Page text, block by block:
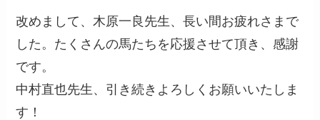
改めまして、木原一良先生、長い間お疲れさまで
した。たくさんの馬たちを応援させて頂き、感謝
です。
中村直也先生、引き続きよろしくお願いいたしま
す！